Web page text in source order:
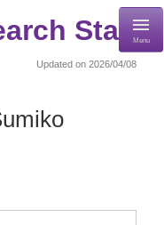
StaffMenu
Updated on 2026/04/08